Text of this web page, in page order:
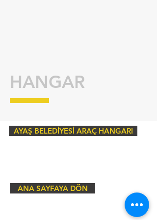
HANGAR
AYAŞ BELEDİYESİ ARAÇ HANGARI
ANA SAYFAYA DÖN